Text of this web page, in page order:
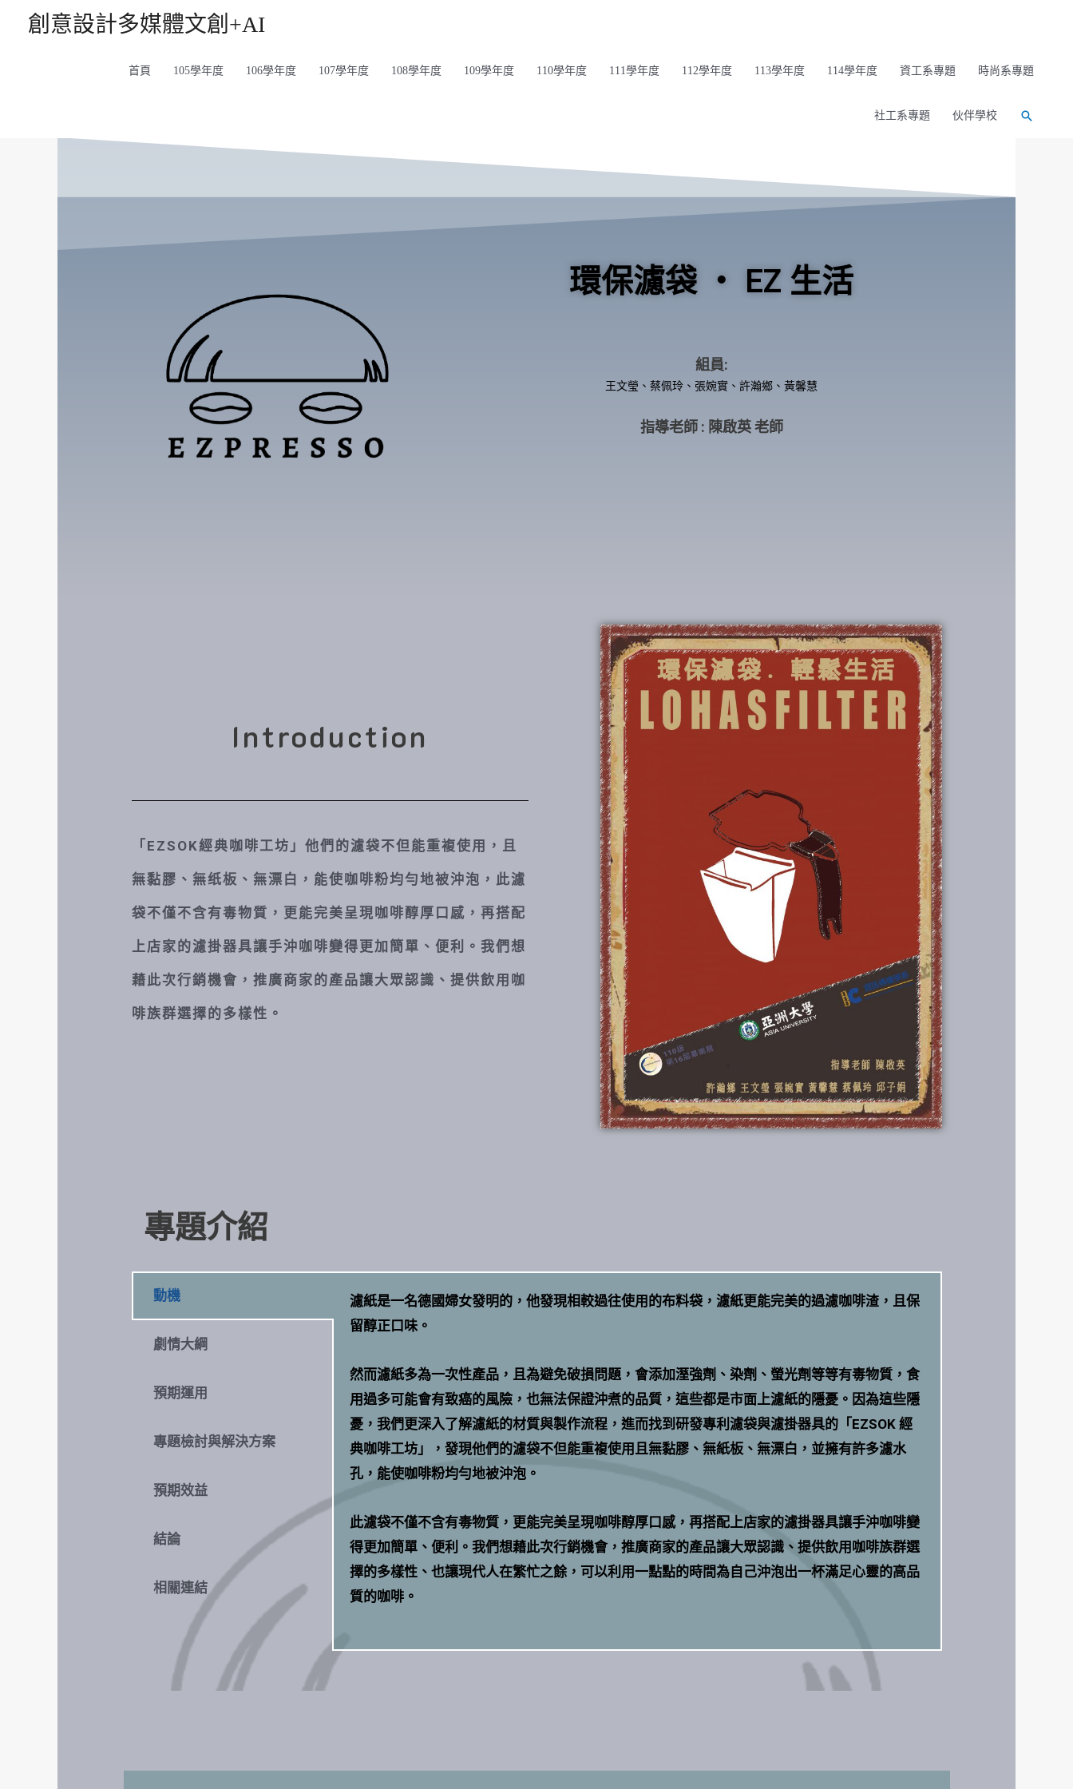
創意設計多媒體文創+AI
首頁 105學年度 106學年度 107學年度 108學年度 109學年度 110學年度 111學年度 112學年度 113學年度 114學年度 資工系專題 時尚系專題
社工系專題 伙伴學校
環保濾袋 ‧ EZ 生活
組員:
王文瑩、蔡佩玲、張婉實、許瀚鄉、黃馨慧
指導老師 : 陳啟英 老師
Introduction
「EZSOK經典咖啡工坊」他們的濾袋不但能重複使用，且
無黏膠、無纸板、無漂白，能使咖啡粉均勻地被沖泡，此濾
袋不僅不含有毒物質，更能完美呈現咖啡醇厚口感，再搭配
上店家的濾掛器具讓手沖咖啡變得更加簡單、便利。我們想
藉此次行銷機會，推廣商家的產品讓大眾認識、提供飲用咖
啡族群選擇的多樣性。
專題介紹
動機
劇情大綱
預期運用
專題檢討與解決方案
預期效益
結論
相關連結
濾紙是一名德國婦女發明的，他發現相較過往使用的布料袋，濾紙更能完美的過濾咖啡渣，且保
留醇正口味。
然而濾紙多為一次性產品，且為避免破損問題，會添加溼強劑、染劑、螢光劑等等有毒物質，食
用過多可能會有致癌的風險，也無法保證沖煮的品質，這些都是市面上濾紙的隱憂。因為這些隱
憂，我們更深入了解濾紙的材質與製作流程，進而找到研發專利濾袋與濾掛器具的「EZSOK 經
典咖啡工坊」，發現他們的濾袋不但能重複使用且無黏膠、無紙板、無漂白，並擁有許多濾水
孔，能使咖啡粉均勻地被沖泡。
此濾袋不僅不含有毒物質，更能完美呈現咖啡醇厚口感，再搭配上店家的濾掛器具讓手沖咖啡變
得更加簡單、便利。我們想藉此次行銷機會，推廣商家的產品讓大眾認識、提供飲用咖啡族群選
擇的多樣性、也讓現代人在繁忙之餘，可以利用一點點的時間為自己沖泡出一杯滿足心靈的高品
質的咖啡。